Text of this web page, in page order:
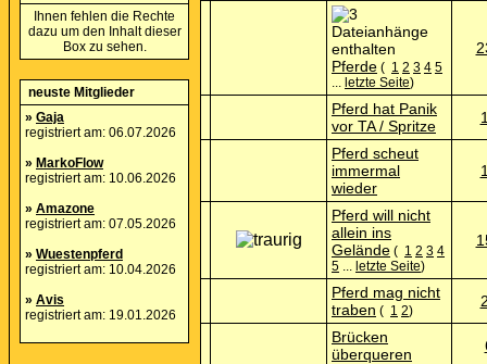
Ihnen fehlen die Rechte
dazu um den Inhalt dieser
Box zu sehen.
neuste Mitglieder
» Gaja
registriert am: 06.07.2026
» MarkoFlow
registriert am: 10.06.2026
» Amazone
registriert am: 07.05.2026
» Wuestenpferd
registriert am: 10.04.2026
» Avis
registriert am: 19.01.2026
Pferde ( 1 2 3 4 5
... letzte Seite)
Pferd hat Panik
vor TA / Spritze
Pferd scheut
immermal
wieder
Pferd will nicht
allein ins
Gelände ( 1 2 3 4
5 ... letzte Seite)
Pferd mag nicht
traben ( 1 2)
Brücken
überqueren